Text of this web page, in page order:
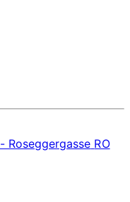
- Roseggergasse RO